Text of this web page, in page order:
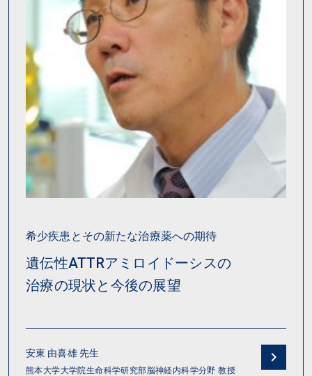
希少疾患とその新たな治療薬への期待
遺伝性ATTRアミロイドーシスの
治療の現状と今後の展望
安東 由喜雄 先生
熊本大学大学院生命科学研究部脳神経内科学分野 教授